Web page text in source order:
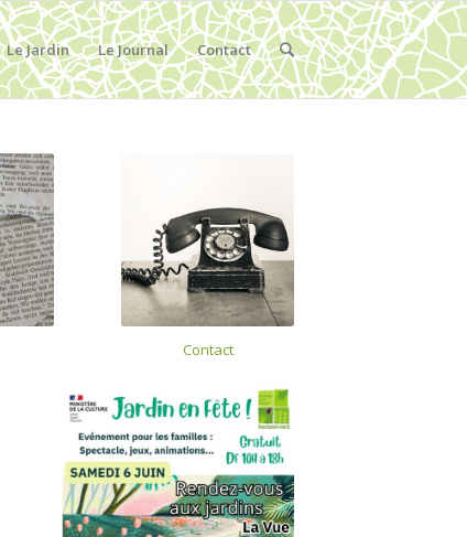
Le Jardin Le Journal Contact
Contact